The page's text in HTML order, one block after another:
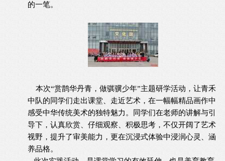
的一笔。
本次“赏鹊华丹青，做骐骥少年”主题研学活动，让青禾
中队的同学们走出课堂、走近艺术，在一幅幅精品画作中
感受中华传统美术的独特魅力。 同学们在老师的讲解与引
导下，认真欣赏、仔细观察、积极思考，不仅开阔了艺术
视野，提升了审美能力，更在沉浸式体验中浸润心灵、涵
养品格。